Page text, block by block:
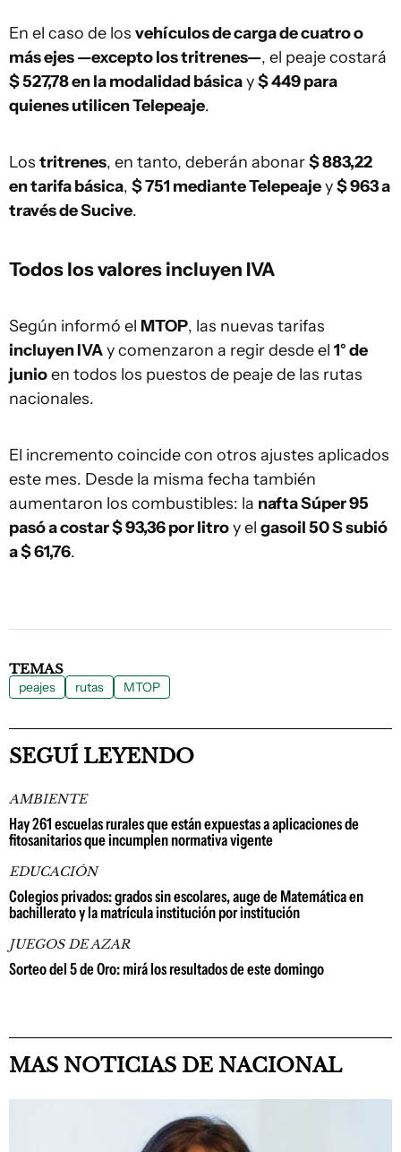
En el caso de los vehículos de carga de cuatro o
más ejes —excepto los tritrenes—, el peaje costará
$ 527,78 en la modalidad básicay$ 449 para
quienes utilicen Telepeaje.
Los tritrenes, en tanto, deberán abonar$ 883,22
en tarifa básica, $ 751 mediante Telepeajey$ 963 a
través de Sucive.
Todos los valores incluyen IVA
Según informó el MTOP, las nuevas tarifas
incluyen IVAy comenzaron a regir desde el 1° de
junioen todos los puestos de peaje de las rutas
nacionales.
El incremento coincide con otros ajustes aplicados
este mes. Desde la misma fecha también
aumentaron los combustibles: la nafta Súper 95
pasó a costar $ 93,36 por litroy el gasoil 50 S subió
a $ 61,76.
TEMAS
peajes rutas MTOP
SEGUÍ LEYENDO
AMBIENTE
Hay 261 escuelas rurales que están expuestas a aplicaciones de
fitosanitarios que incumplen normativa vigente
EDUCACIÓN
Colegios privados: grados sin escolares, auge de Matemática en
bachillerato y la matrícula institución por institución
JUEGOS DE AZAR
Sorteo del 5 de Oro: mirá los resultados de este domingo
MAS NOTICIAS DE NACIONAL